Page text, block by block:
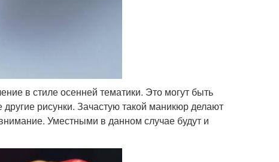
в стиле осенней тематики. Это могут быть
рисунки. Зачастую такой маникюр делают
Уместными в данном случае будут и